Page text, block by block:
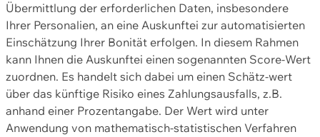
Übermittlung der erforderlichen Daten, insbesondere
Ihrer Personalien, an eine Auskunftei zur automatisierten
Einschätzung Ihrer Bonität erfolgen. In diesem Rahmen
kann Ihnen die Auskunftei einen sogenannten Score-Wert
zuordnen. Es handelt sich dabei um einen Schätz-wert
über das künftige Risiko eines Zahlungsausfalls, z.B.
anhand einer Prozentangabe. Der Wert wird unter
Anwendung von mathematisch-statistischen Verfahren